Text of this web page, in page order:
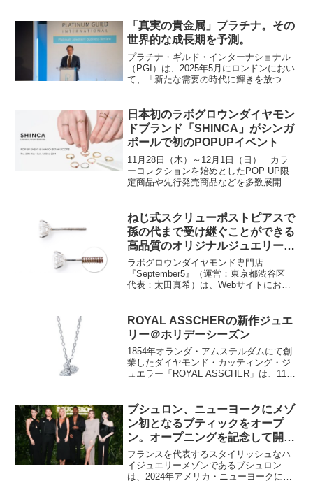
表取締役：藤原 勲）のブライダル小売部
門として大阪・京都...
「真実の貴金属」プラチナ。その
世界的な成長期を予測。
プラチナ・ギルド・インターナショナル
（PGI）は、2025年5月にロンドンにおい
て、「新たな需要の時代に輝きを放つプ
（PJBR）2025」を開催しました。プラ
チナ生産者...
日本初のラボグロウンダイヤモン
ドブランド「SHINCA」がシンガ
ポールで初のPOPUPイベント
11月28日（木）～12月1日（日） カラ
ーコレクションを始めとしたPOP UP限
定商品や先行発売商品などを多数展開株
る、ラボグロウンダイヤモンドジュエリ
ーブランド「...
ねじ式スクリューポストピアスで
孫の代まで受け継ぐことができる
高品質のオリジナルジュエリーブ
ランドを目指す
ラボグロウンダイヤモンド専門店
『September5』（運営：東京都渋谷区
代表：太田真希）は、Webサイトにおい
ク生活やスポーツ中などピアスが外れや
すいタイミングもス...
ROYAL ASSCHERの新作ジュエ
リー＠ホリデーシーズン
1854年オランダ・アムステルダムにて創
業したダイヤモンド・カッティング・ジ
ュエラー「ROYAL ASSCHER」は、11月
COLLECTION」に登場したのは...
ブシュロン、ニューヨークにメゾ
ン初となるブティックをオープ
ン。オープニングを記念して開催
されたイベントにセレブリティが
集結
フランスを代表するスタイリッシュなハ
イジュエリーメゾンであるブシュロン
は、2024年アメリカ・ニューヨークにメ